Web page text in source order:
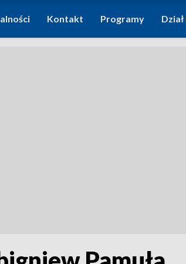
Kontakt Programy